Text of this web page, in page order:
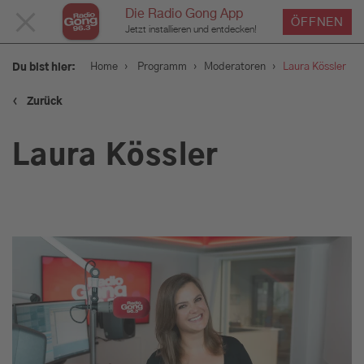
Die Radio Gong App
Jetzt installieren und entdecken!
ÖFFNEN
SCHLIESSEN
Aktionen & Events
Münchens Beste
Sendungen
Du bist hier: Home › Programm › Moderatoren › Laura Kössler
‹ Zurück
Laura Kössler